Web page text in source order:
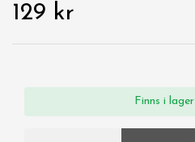
129 kr
Finns i lager